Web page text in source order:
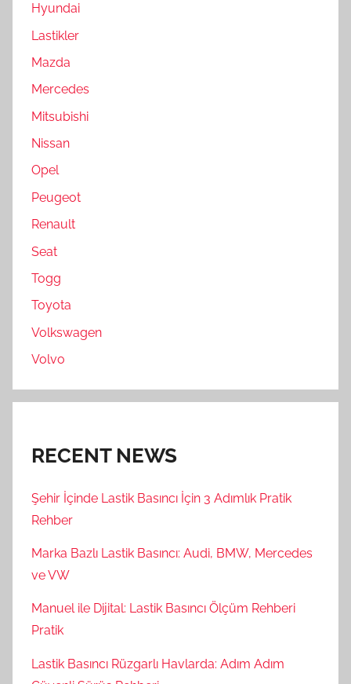
Hyundai
Lastikler
Mazda
Mercedes
Mitsubishi
Nissan
Opel
Peugeot
Renault
Seat
Togg
Toyota
Volkswagen
Volvo
RECENT NEWS
Şehir İçinde Lastik Basıncı İçin 3 Adımlık Pratik
Rehber
Marka Bazlı Lastik Basıncı: Audi, BMW, Mercedes
ve VW
Manuel ile Dijital: Lastik Basıncı Ölçüm Rehberi
Pratik
Lastik Basıncı Rüzgarlı Havlarda: Adım Adım